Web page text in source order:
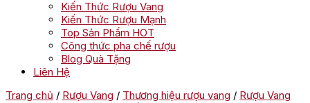
Kiến Thức Rượu Vang
Kiến Thức Rượu Mạnh
Top Sản Phẩm HOT
Công thức pha chế rượu
Blog Quà Tặng
Liên Hệ
Trang chủ / Rượu Vang / Thương hiệu rượu vang / Rượu Vang